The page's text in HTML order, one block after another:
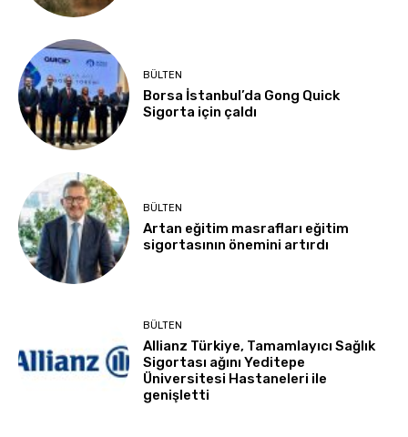
BÜLTEN
Borsa İstanbul’da Gong Quick
Sigorta için çaldı
BÜLTEN
Artan eğitim masrafları eğitim
sigortasının önemini artırdı
BÜLTEN
Allianz Türkiye, Tamamlayıcı Sağlık
Sigortası ağını Yeditepe
Üniversitesi Hastaneleri ile
genişletti